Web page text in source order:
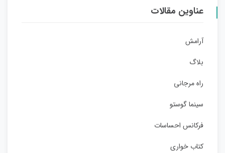
عناوین مقالات
آرامش
بلاگ
راه مرجانی
سینما گوستو
فرکانس احساسات
کتاب خواری